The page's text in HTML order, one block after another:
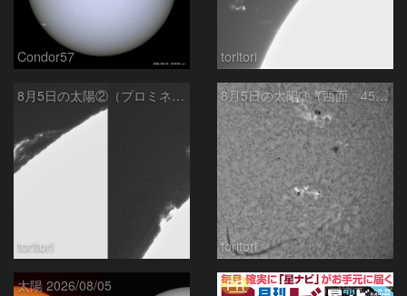
Condor57 toritori
8月5日の太陽②（プロミネンス北東縁 ）
toritori
8月5日の太陽➂（西面 4502 C1.7フレア ）
toritori
太陽 2026/08/05 PR